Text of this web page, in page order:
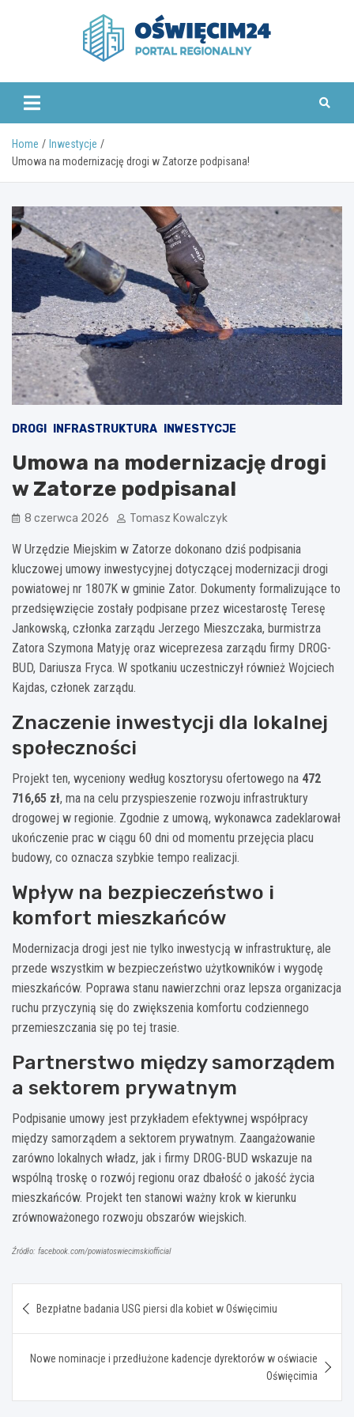
www.oswiecim24.pl
Home
Inwestycje
Umowa na modernizację drogi w Zatorze podpisana!
DROGI INFRASTRUKTURA INWESTYCJE
Umowa na modernizację drogi
w Zatorze podpisana!
8 czerwca 2026 Tomasz Kowalczyk
W Urzędzie Miejskim w Zatorze dokonano dziś podpisania
kluczowej umowy inwestycyjnej dotyczącej modernizacji drogi
powiatowej nr 1807K w gminie Zator. Dokumenty formalizujące to
przedsięwzięcie zostały podpisane przez wicestarostę Teresę
Jankowską, członka zarządu Jerzego Mieszczaka, burmistrza
Zatora Szymona Matyję oraz wiceprezesa zarządu firmy DROG-
BUD, Dariusza Fryca. W spotkaniu uczestniczył również Wojciech
Kajdas, członek zarządu.
Znaczenie inwestycji dla lokalnej
społeczności
Projekt ten, wyceniony według kosztorysu ofertowego na 472
716,65 zł, ma na celu przyspieszenie rozwoju infrastruktury
drogowej w regionie. Zgodnie z umową, wykonawca zadeklarował
ukończenie prac w ciągu 60 dni od momentu przejęcia placu
budowy, co oznacza szybkie tempo realizacji.
Wpływ na bezpieczeństwo i
komfort mieszkańców
Modernizacja drogi jest nie tylko inwestycją w infrastrukturę, ale
przede wszystkim w bezpieczeństwo użytkowników i wygodę
mieszkańców. Poprawa stanu nawierzchni oraz lepsza organizacja
ruchu przyczynią się do zwiększenia komfortu codziennego
przemieszczania się po tej trasie.
Partnerstwo między samorządem
a sektorem prywatnym
Podpisanie umowy jest przykładem efektywnej współpracy
między samorządem a sektorem prywatnym. Zaangażowanie
zarówno lokalnych władz, jak i firmy DROG-BUD wskazuje na
wspólną troskę o rozwój regionu oraz dbałość o jakość życia
mieszkańców. Projekt ten stanowi ważny krok w kierunku
zrównoważonego rozwoju obszarów wiejskich.
Źródło: facebook.com/powiatoswiecimskiofficial
wpisu
Bezpłatne badania USG piersi dla kobiet w Oświęcimiu
Nowe nominacje i przedłużone kadencje dyrektorów w oświacie
Oświęcimia